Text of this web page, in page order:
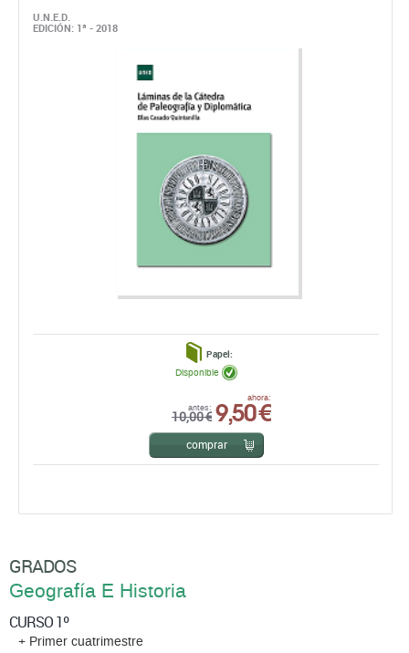
U.N.E.D.
EDICIÓN: 1ª - 2018
Papel:
antes:
10,00 €
ahora:
9,50 €
Disponible
comprar
GRADOS
Geografía E Historia
CURSO 1º
+ Primer cuatrimestre